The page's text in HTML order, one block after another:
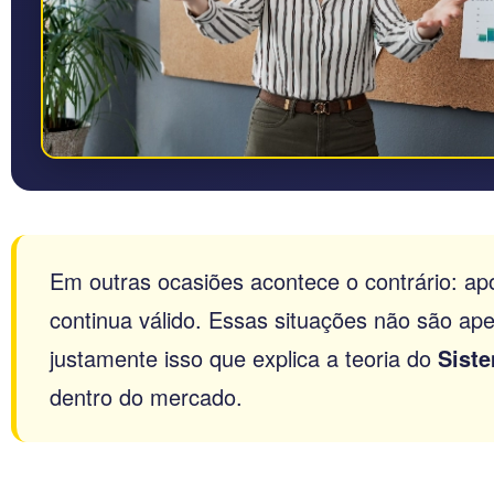
Em outras ocasiões acontece o contrário:
continua válido. Essas situações não são
justamente isso que explica a teoria do
dentro do mercado.